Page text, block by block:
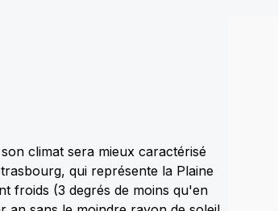
climat sera mieux caractérisé
qui représente la Plaine
froids (3 degrés de moins qu'en